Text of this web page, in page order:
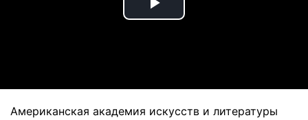
Play
Американская академия искусств и литературы